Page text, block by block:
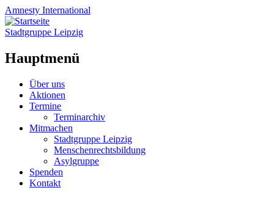
Amnesty International
Stadtgruppe Leipzig
Hauptmenü
Zum
Inhalt
springen
Über uns
Aktionen
Termine
Terminarchiv
Mitmachen
Stadtgruppe Leipzig
Menschenrechtsbildung
Asylgruppe
Spenden
Kontakt